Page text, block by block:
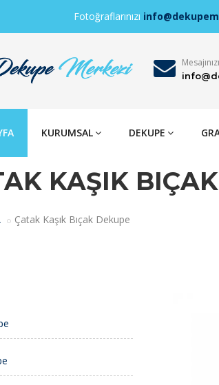
Fotoğraflarınızı
KURUMSAL DEKUPE
KAŞIK
Çatak Kaşık Bıçak Dekupe